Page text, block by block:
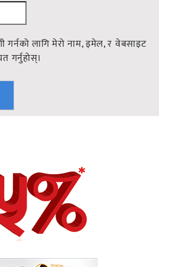
गर्नको लागि मेरो नाम, इमेल, र वेबसाइट
गर्नुहोस्।